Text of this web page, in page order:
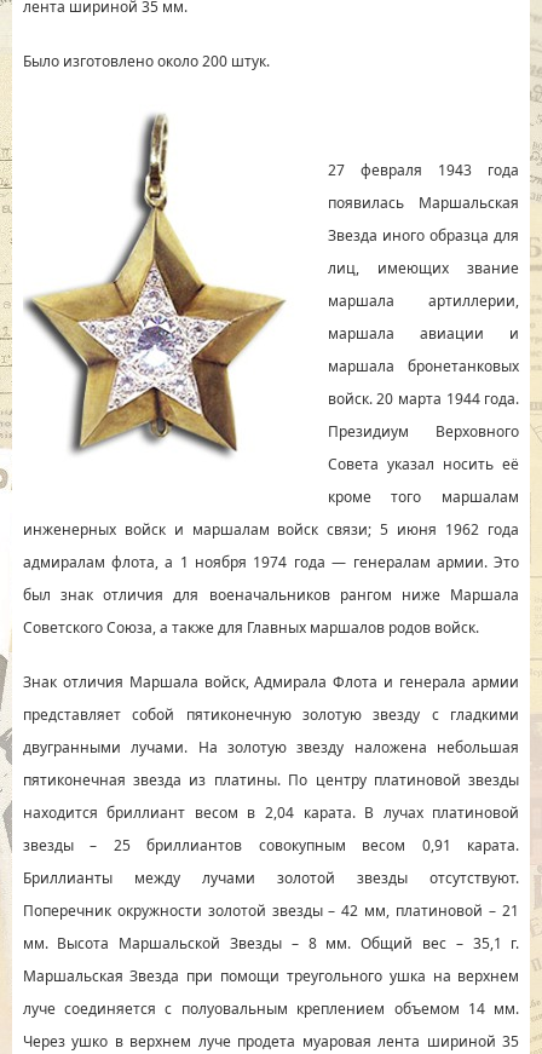
лента шириной 35 мм.
Было изготовлено около 200 штук.
27 февраля 1943 года
появилась Маршальская
Звезда иного образца для
лиц, имеющих звание
маршала артиллерии,
маршала авиации и
маршала бронетанковых
войск. 20 марта 1944 года.
Президиум Верховного
Совета указал носить её
кроме того маршалам
инженерных войск и маршалам войск связи; 5 июня 1962 года
адмиралам флота, а 1 ноября 1974 года — генералам армии. Это
был знак отличия для военачальников рангом ниже Маршала
Советского Союза, а также для Главных маршалов родов войск.
Знак отличия Маршала войск, Адмирала Флота и генерала армии
представляет собой пятиконечную золотую звезду с гладкими
двугранными лучами. На золотую звезду наложена небольшая
пятиконечная звезда из платины. По центру платиновой звезды
находится бриллиант весом в 2,04 карата. В лучах платиновой
звезды – 25 бриллиантов совокупным весом 0,91 карата.
Бриллианты между лучами золотой звезды отсутствуют.
Поперечник окружности золотой звезды – 42 мм, платиновой – 21
мм. Высота Маршальской Звезды – 8 мм. Общий вес – 35,1 г.
Маршальская Звезда при помощи треугольного ушка на верхнем
луче соединяется с полуовальным креплением объемом 14 мм.
Через ушко в верхнем луче продета муаровая лента шириной 35